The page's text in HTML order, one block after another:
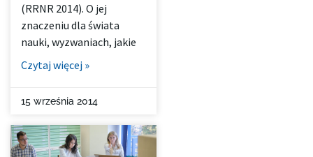
(RRNR 2014). O jej
znaczeniu dla świata
nauki, wyzwaniach, jakie
Czytaj więcej »
15 września 2014